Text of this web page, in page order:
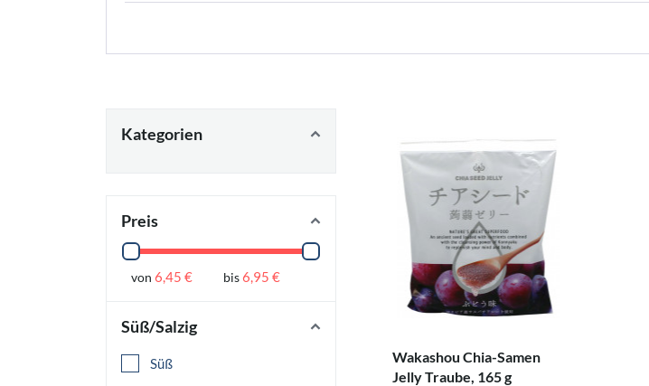
Kategorien
Preis
von6,45 € bis6,95 €
Süß/Salzig
Süß
Wakashou Chia-Samen
Jelly Traube, 165 g